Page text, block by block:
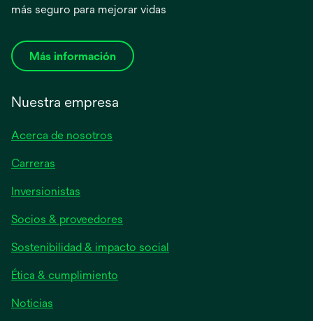
más seguro para mejorar vidas
Más información
Nuestra empresa
Acerca de nosotros
Carreras
Inversionistas
en
una
pestaña
nueva
Socios & proveedores
Sostenibilidad & impacto social
Ética & cumplimiento
Noticias